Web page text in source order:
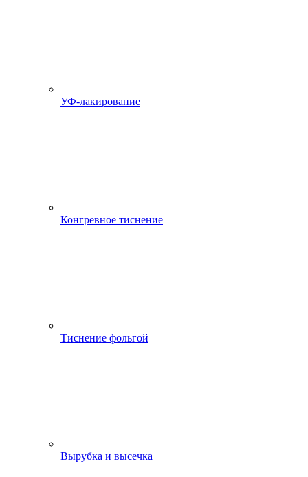
УФ-лакирование
Конгревное тиснение
Тиснение фольгой
Вырубка и высечка